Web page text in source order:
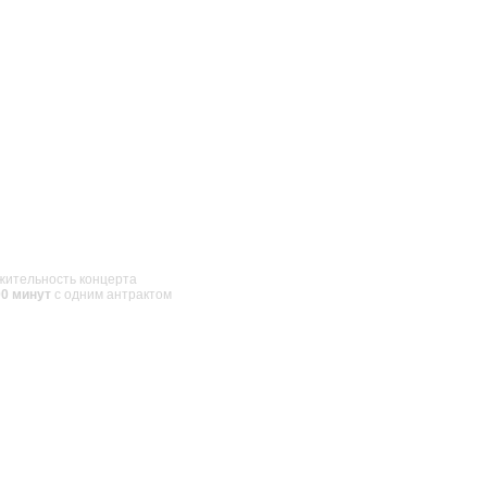
концерта
минут с одним антрактом